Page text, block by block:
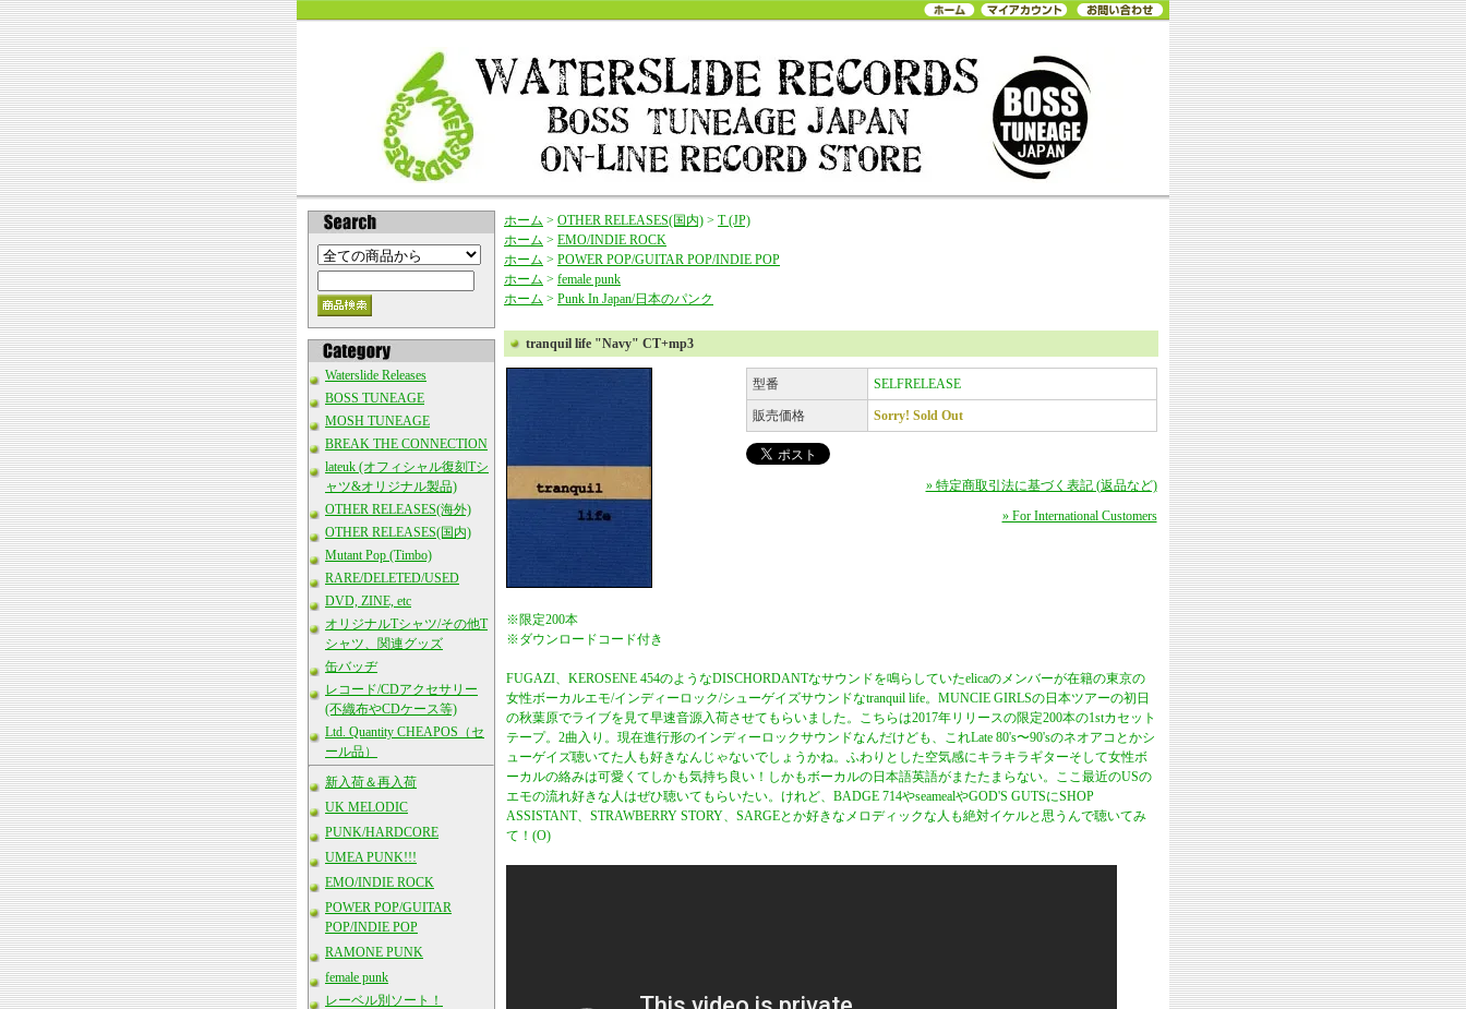
Waterslide Releases
BOSS TUNEAGE
MOSH TUNEAGE
BREAK THE CONNECTION
lateuk (オフィシャル復刻Tシ
ャツ&オリジナル製品)
OTHER RELEASES(海外)
OTHER RELEASES(国内)
Mutant Pop (Timbo)
RARE/DELETED/USED
DVD, ZINE, etc
オリジナルTシャツ/その他T
シャツ、関連グッズ
缶バッヂ
レコード/CDアクセサリー
(不織布やCDケース等)
Ltd. Quantity CHEAPOS（セ
ール品）
新入荷＆再入荷
UK MELODIC
PUNK/HARDCORE
UMEA PUNK!!!
EMO/INDIE ROCK
POWER POP/GUITAR
POP/INDIE POP
RAMONE PUNK
female punk
レーベル別ソート！
ホーム > OTHER RELEASES(国内) > T (JP)
ホーム > EMO/INDIE ROCK
ホーム > POWER POP/GUITAR POP/INDIE POP
ホーム > female punk
ホーム > Punk In Japan/日本のパンク
tranquil life "Navy" CT+mp3
型番 SELFRELEASE
販売価格 Sorry! Sold Out
» 特定商取引法に基づく表記 (返品など)
» For International Customers
※限定200本
※ダウンロードコード付き
FUGAZI、KEROSENE 454のようなDISCHORDANTなサウンドを鳴らしていたelicaのメンバーが在籍の東京の
女性ボーカルエモ/インディーロック/シューゲイズサウンドなtranquil life。MUNCIE GIRLSの日本ツアーの初日
の秋葉原でライブを見て早速音源入荷させてもらいました。こちらは2017年リリースの限定200本の1stカセット
テープ。2曲入り。現在進行形のインディーロックサウンドなんだけども、これLate 80's〜90'sのネオアコとかシ
ューゲイズ聴いてた人も好きなんじゃないでしょうかね。ふわりとした空気感にキラキラギターそして女性ボ
ーカルの絡みは可愛くてしかも気持ち良い！しかもボーカルの日本語英語がまたたまらない。ここ最近のUSの
エモの流れ好きな人はぜひ聴いてもらいたい。けれど、BADGE 714やseamealやGOD'S GUTSにSHOP
ASSISTANT、STRAWBERRY STORY、SARGEとか好きなメロディックな人も絶対イケルと思うんで聴いてみ
て！(O)